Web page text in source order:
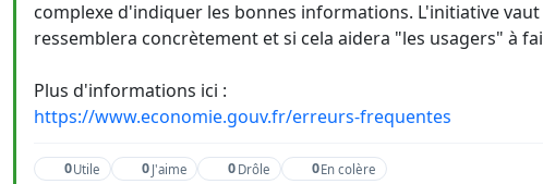
complexe d'indiquer les bonnes informations. L'initiative
ressemblera concrètement et si cela aidera "les usagers" à
Plus d'informations ici :
https://www.economie.gouv.fr/erreurs-frequentes
0Utile 0 J'aime 0 Drôle 0En colère